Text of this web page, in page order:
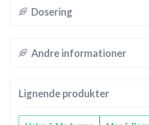
Dosering
Andre informationer
Lignende produkter